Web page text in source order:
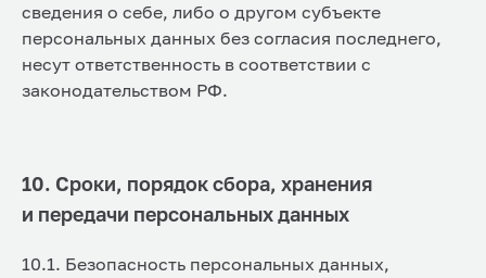
сведения о себе, либо о другом субъекте
персональных данных без согласия последнего,
несут ответственность в соответствии с
законодательством РФ.
10. Сроки, порядок сбора, хранения
и передачи персональных данных
10.1. Безопасность персональных данных,